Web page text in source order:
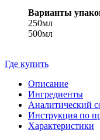
Варианты
250мл
500мл
Где купить
Описание
Ингредиенты
Аналитический
Инструкция по
Характеристики